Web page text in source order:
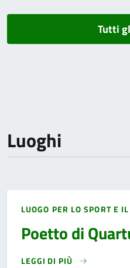
Tutti
Luoghi
LUOGO PER LO SPORT E
Poetto di
LEGGI DI PIÙ